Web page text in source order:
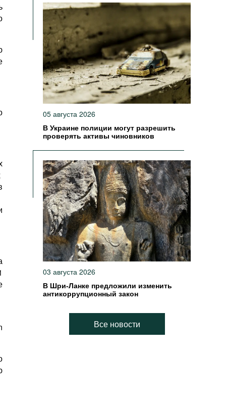
05 августа 2026
В Украине полиции могут разрешить
проверять активы чиновников
03 августа 2026
В Шри-Ланке предложили изменить
антикоррупционный закон
Все новости